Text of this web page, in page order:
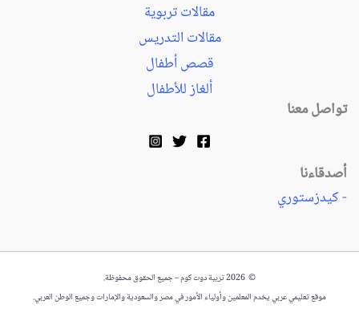
مقالات تربوية
مقالات التدريس
قصص أطفال
ألغاز للأطفال
تواصل معنا
أصدقاءنا
-كيدزستوري
© 2026 تربية دوت كوم – جميع الحقوق محفوظة.
موقع تعليمي عربي يخدم المعلمين وأولياء الأمور في مصر والسعودية والإمارات وجميع الوطن العربي.